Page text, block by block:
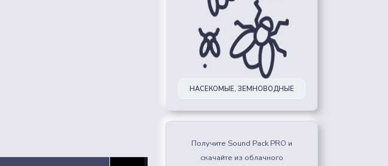
НАСЕКОМЫЕ, ЗЕМНОВОДНЫЕ
Получите Sound Pack PRO и
скачайте из облачного